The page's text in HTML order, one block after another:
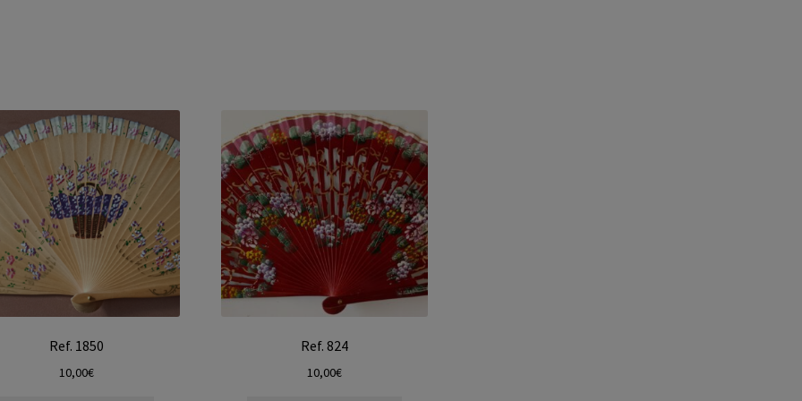
Ref. 1850
10,00€
Ref. 824
10,00€